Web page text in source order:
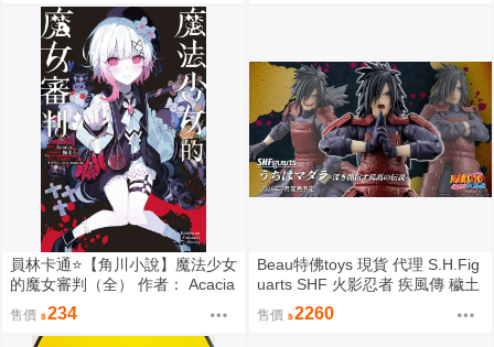
員林卡通⭐️【角川小說】魔法少女
的魔女審判（全） 作者： Acacia
(附尼采書套)
售價 234
Beau特佛toys 現貨 代理 S.H.Fig
uarts SHF 火影忍者 疾風傳 穢土
轉身 宇智波斑 0209
售價 2260